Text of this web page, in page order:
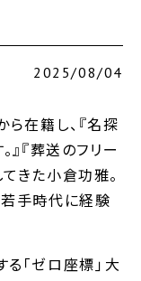
2025/08/04
在籍し、『名探
』『葬送のフリー
きた小倉功雅。
若手時代に経験
｢ゼロ座標｣――大